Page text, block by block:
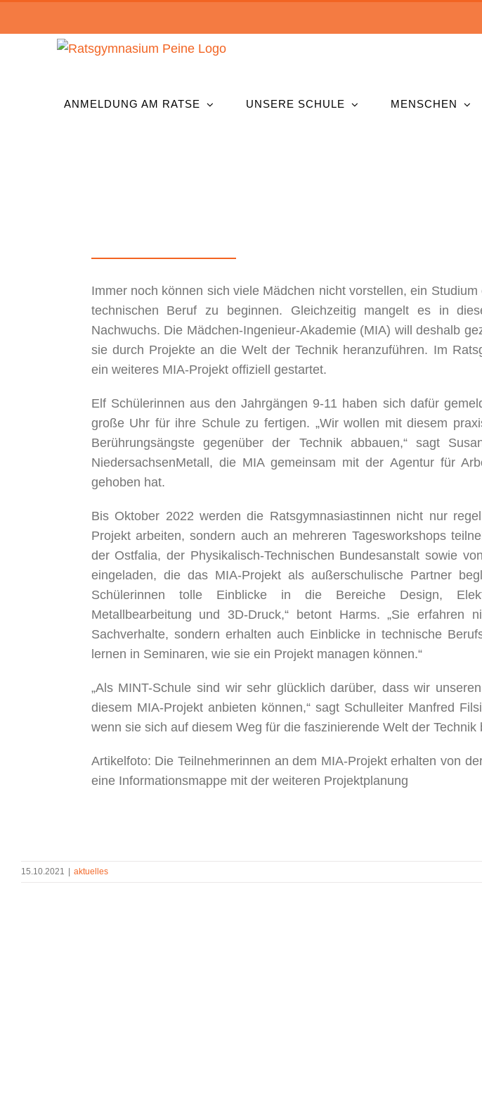
ANMELDUNG AM RATSE UNSERE SCHULE MENSCHEN
Immer noch können sich viele Mädchen nicht vorstellen, ein
technischen Beruf zu beginnen. Gleichzeitig mangelt es in
Nachwuchs. Die Mädchen-Ingenieur-Akademie (MIA) will deshalb
sie durch Projekte an die Welt der Technik heranzuführen. Im
ein weiteres MIA-Projekt offiziell gestartet.
Elf Schülerinnen aus den Jahrgängen 9-11 haben sich dafür
große Uhr für ihre Schule zu fertigen. „Wir wollen mit diesem
Berührungsängste gegenüber der Technik abbauen,“ sagt
NiedersachsenMetall, die MIA gemeinsam mit der Agentur für
gehoben hat.
Bis Oktober 2022 werden die Ratsgymnasiastinnen nicht nur
Projekt arbeiten, sondern auch an mehreren Tagesworkshops
der Ostfalia, der Physikalisch-Technischen Bundesanstalt sowie
eingeladen, die das MIA-Projekt als außerschulische Partner
Schülerinnen tolle Einblicke in die Bereiche Design,
Metallbearbeitung und 3D-Druck,“ betont Harms. „Sie erfahren
Sachverhalte, sondern erhalten auch Einblicke in technische
lernen in Seminaren, wie sie ein Projekt managen können.“
„Als MINT-Schule sind wir sehr glücklich darüber, dass wir
diesem MIA-Projekt anbieten können,“ sagt Schulleiter Manfred
wenn sie sich auf diesem Weg für die faszinierende Welt der Technik
Artikelfoto: Die Teilnehmerinnen an dem MIA-Projekt erhalten von
eine Informationsmappe mit der weiteren Projektplanung
15.10.2021 aktuelles